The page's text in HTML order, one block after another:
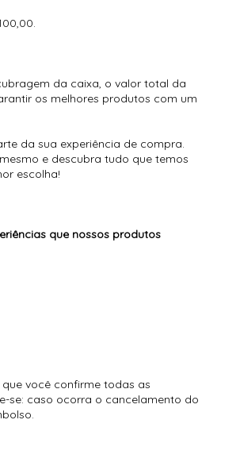
da caixa, o valor total da
os melhores produtos com um
da sua experiência de compra.
e descubra tudo que temos
escolha!
que nossos produtos
você confirme todas as
se: caso ocorra o cancelamento do